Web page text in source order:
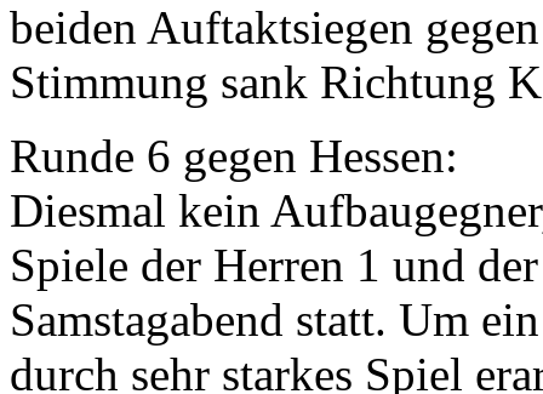
beiden Auftaktsiegen
Stimmung sank Richtung
Runde 6 gegen Hessen:
Diesmal kein
Spiele der Herren 1 und
Samstagabend statt. Um
durch sehr starkes Spiel